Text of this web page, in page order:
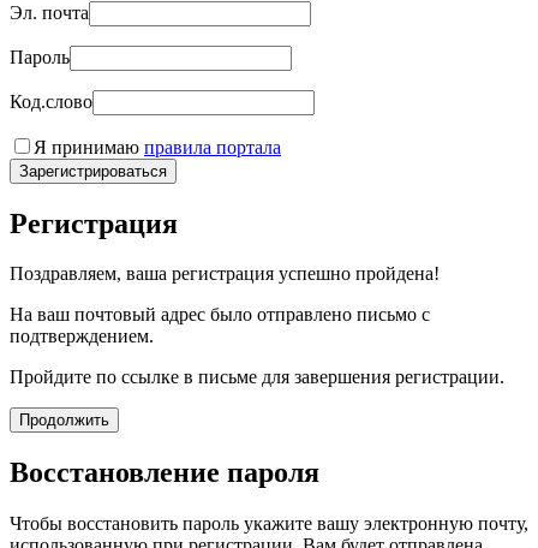
Эл. почта
Пароль
Код.слово
Я принимаю правила портала
Зарегистрироваться
Регистрация
Поздравляем, ваша регистрация успешно пройдена!
На ваш почтовый адрес было отправлено письмо с
подтверждением.
Пройдите по ссылке в письме для завершения регистрации.
Продолжить
Восстановление пароля
Чтобы восстановить пароль укажите вашу электронную почту,